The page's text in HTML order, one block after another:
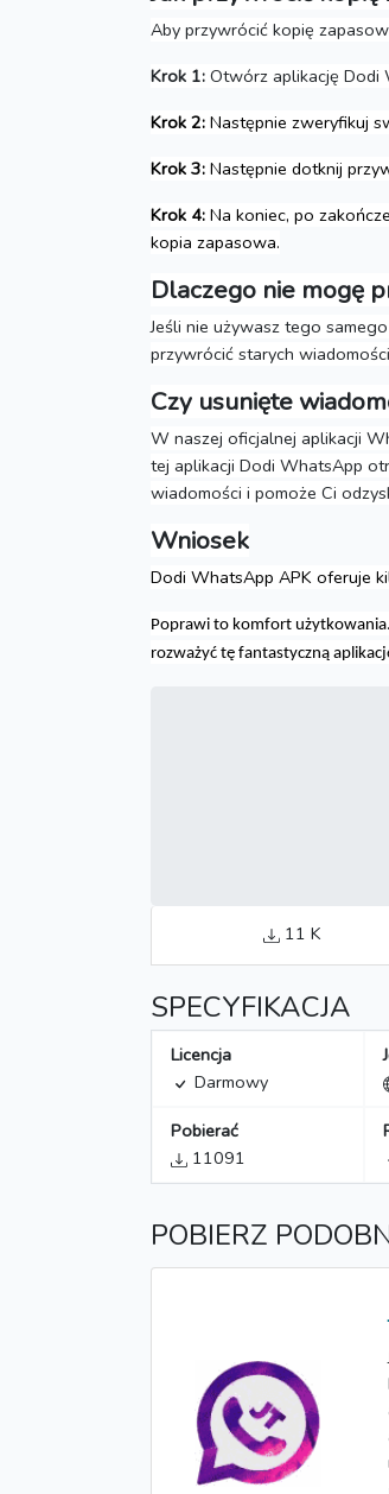
Aby przywrócić kopię
Krok 1: Otwórz aplikację Dodi
Krok 2: Następnie zweryfikuj
Krok 3: Następnie dotknij
Krok 4: Na koniec, po
kopia zapasowa.
Dlaczego nie mogę
Jeśli nie używasz tego
przywrócić starych
Czy usunięte
W naszej oficjalnej aplikacji
tej aplikacji Dodi WhatsApp
wiadomości i pomoże Ci
Wniosek
Dodi WhatsApp APK oferuje
Poprawi to komfort użytkowania.
rozważyć tę fantastyczną
11 K
SPECYFIKACJA
Licencja
Darmowy
Pobierać
11091
POBIERZ